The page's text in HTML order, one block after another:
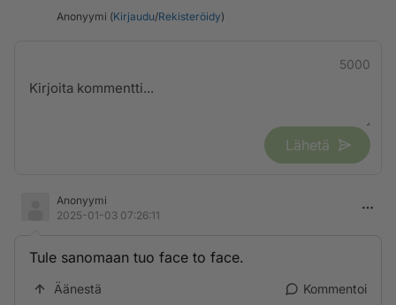
Anonyymi (Kirjaudu/Rekisteröidy)
5000
Lähetä
Anonyymi
2025-01-03 07:26:11
Tule sanomaan tuo face to face.
Äänestä Kommentoi